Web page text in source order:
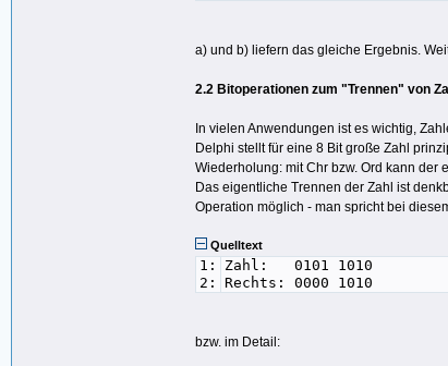
a) und b) liefern das gleiche Ergebnis.
2.2 Bitoperationen zum "Trennen" von
In vielen Anwendungen ist es wichtig,
Delphi stellt für eine 8 Bit große Zahl
Wiederholung: mit Chr bzw. Ord kann
Das eigentliche Trennen der Zahl ist
Operation möglich - man spricht bei
Quelltext
1:
2:
Zahl: 0101 1010
Rechts: 0000 1010
bzw. im Detail: